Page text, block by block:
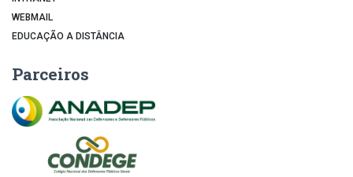
WEBMAIL
EDUCAÇÃO A DISTÂNCIA
Parceiros